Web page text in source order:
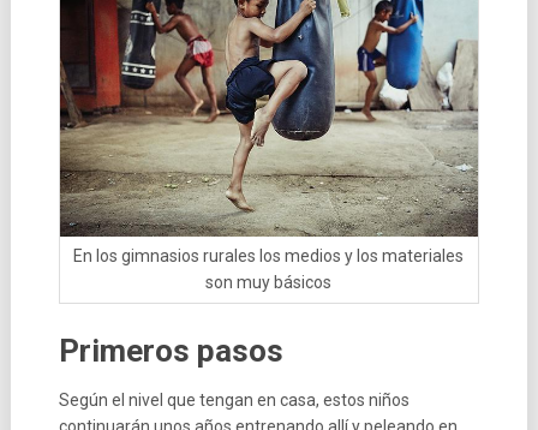
En los gimnasios rurales los medios y los materiales
son muy básicos
Primeros pasos
Según el nivel que tengan en casa, estos niños